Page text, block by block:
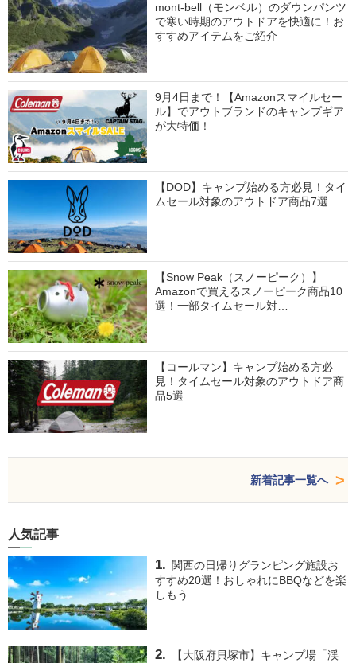
mont-bell（モンベル）のダウンパンツ
で寒い時期のアウトドアを快適に！お
すすめアイテムをご紹介
9月4日まで！【Amazonスマイルセー
ル】でアウトブランドのキャンプギア
が大特価！
【DOD】キャンプ始める方必見！タイ
ムセール対象のアウトドア商品7選
【Snow Peak（スノーピーク）】
Amazonで買えるスノーピーク商品10
選！一部タイムセール対…
【コールマン】キャンプ始める方必
見！タイムセール対象のアウトドア商
品5選
新着記事一覧へ
人気記事
関西の日帰りグランピング施設お
すすめ20選！おしゃれにBBQなどを楽
しもう
【大阪府貝塚市】キャンプ場「渓